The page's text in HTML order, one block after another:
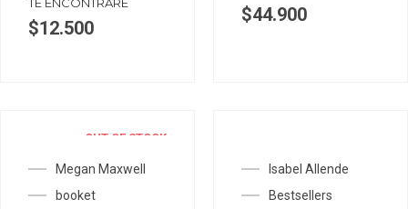
$12.500
$44.900
OUT OF STOCK
Megan Maxwell
booket
Isabel Allende
Bestsellers